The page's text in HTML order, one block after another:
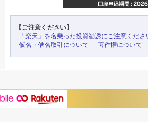
【ご注意ください】
「楽天」を名乗った投資勧誘にご注意くださ
仮名・借名取引について
著作権について